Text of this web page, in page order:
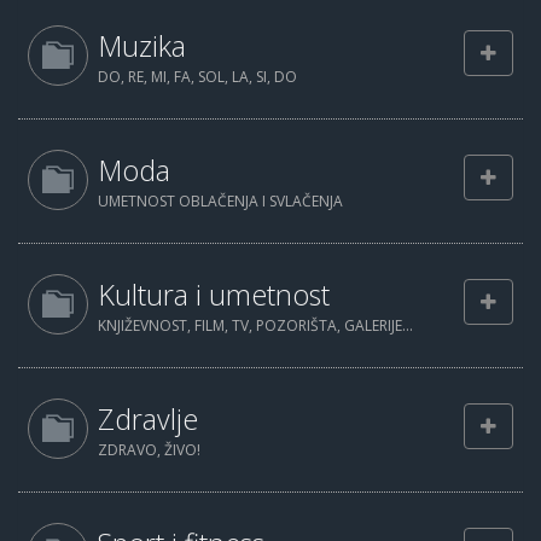
Muzika
DO, RE, MI, FA, SOL, LA, SI, DO
Moda
UMETNOST OBLAČENJA I SVLAČENJA
Kultura i umetnost
KNJIŽEVNOST, FILM, TV, POZORIŠTA, GALERIJE...
Zdravlje
ZDRAVO, ŽIVO!